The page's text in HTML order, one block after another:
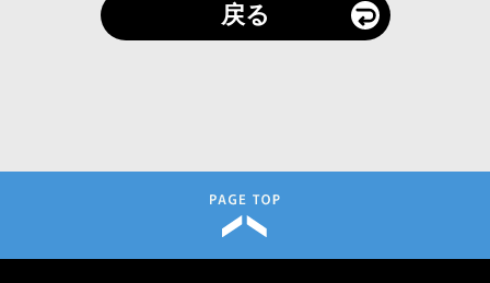
戻る